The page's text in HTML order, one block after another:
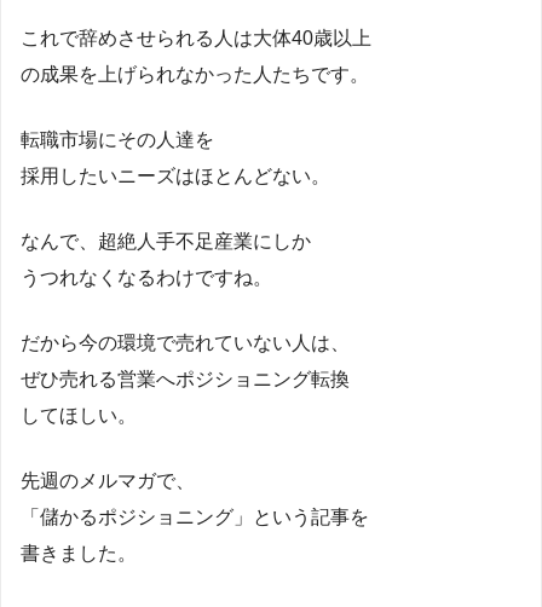
これで辞めさせられる人は大体40歳以上
の成果を上げられなかった人たちです。
転職市場にその人達を
採用したいニーズはほとんどない。
なんで、超絶人手不足産業にしか
うつれなくなるわけですね。
だから今の環境で売れていない人は、
ぜひ売れる営業へポジショニング転換
してほしい。
先週のメルマガで、
「儲かるポジショニング」という記事を
書きました。